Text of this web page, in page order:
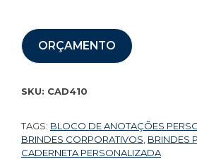
ORÇAMENTO
SKU: CAD410
TAGS: BLOCO DE ANOTAÇÕES
BRINDES CORPORATIVOS BRINDES
CADERNETA PERSONALIZADA